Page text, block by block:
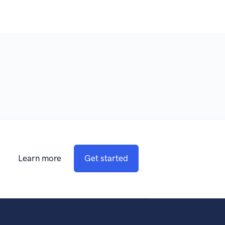
Learn more Get started